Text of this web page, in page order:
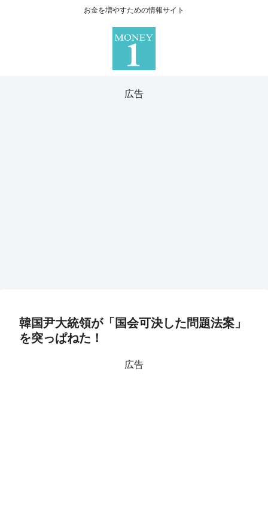
お金を増やすための情報サイト
広告
韓国尹大統領が「国会可決した問題法案」
を突っぱねた！
広告